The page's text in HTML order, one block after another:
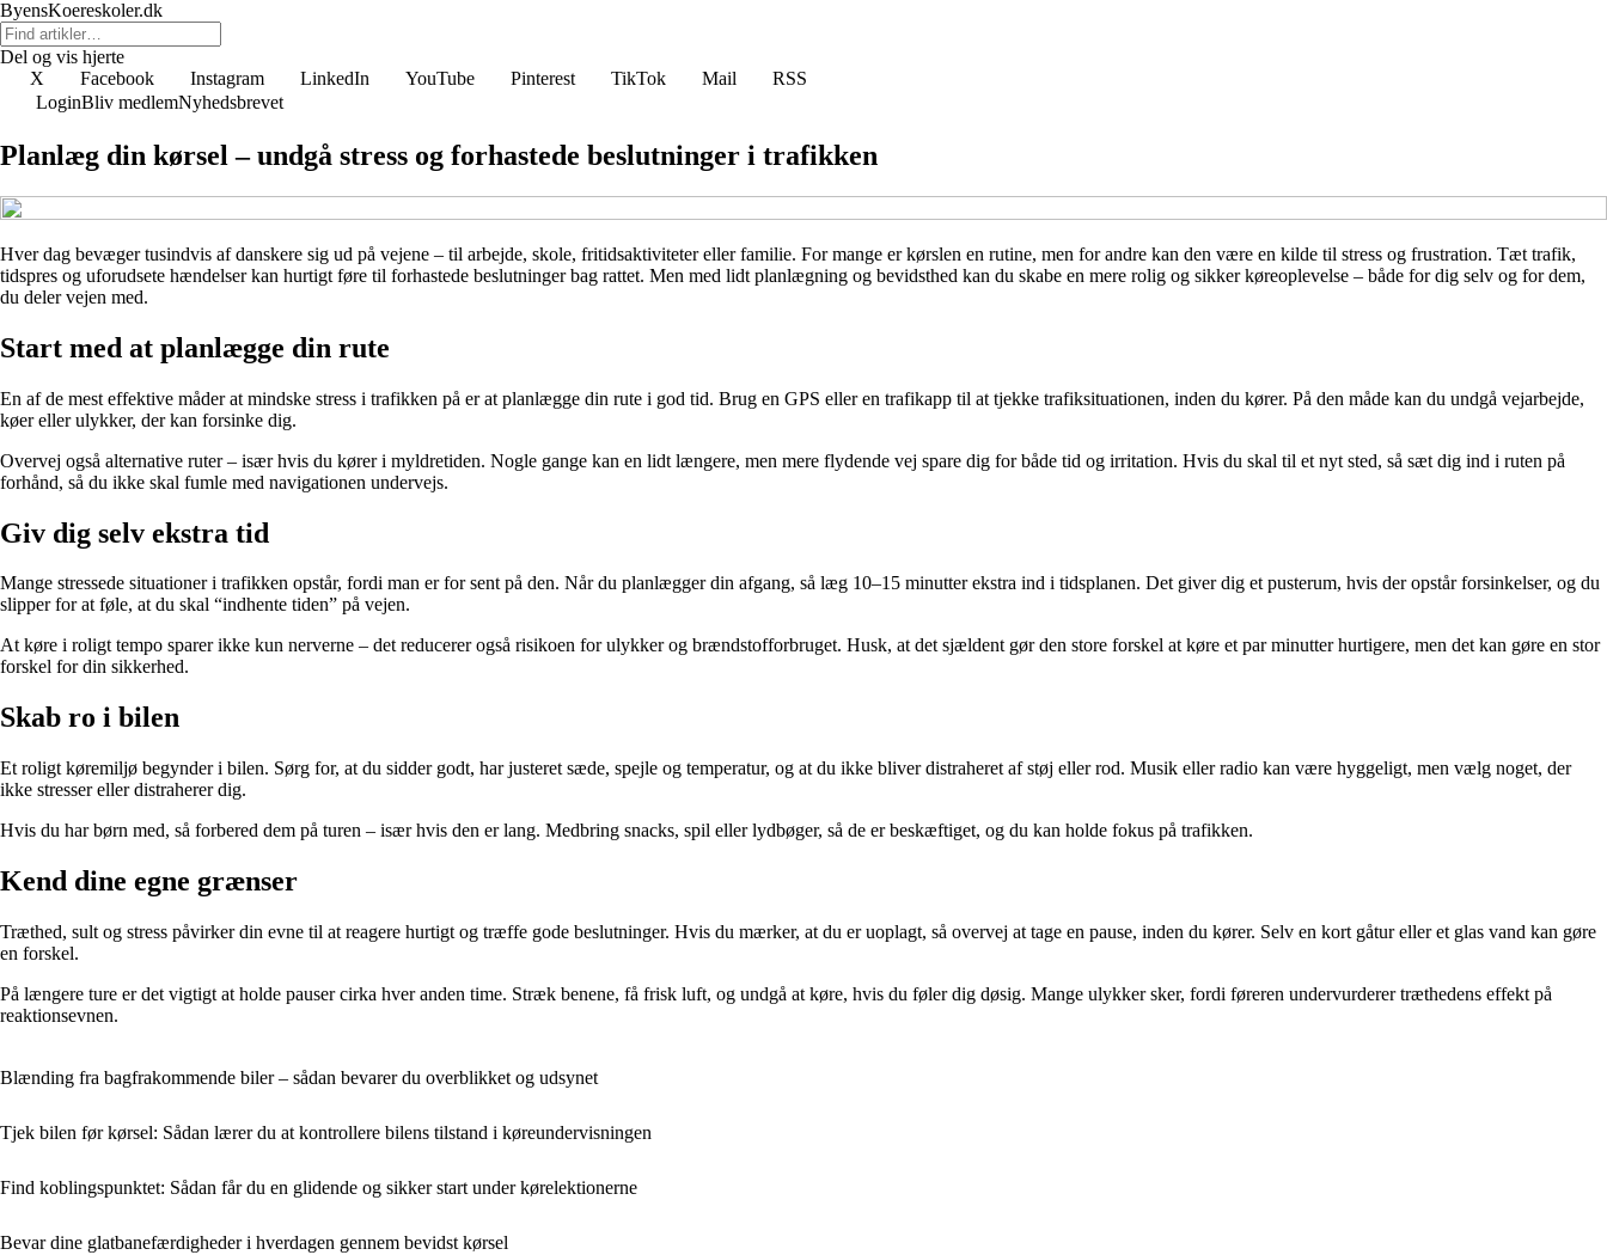
ByensKoereskoler.dk
Del og vis hjerte
X
Facebook Instagram LinkedIn YouTube Pinterest TikTok Mail
RSS
LoginBliv medlemNyhedsbrevet
Planlæg din kørsel – undgå stress og forhastede beslutninger i trafikken
Hver dag bevæger tusindvis af danskere sig ud på vejene – til arbejde, skole, fritidsaktiviteter eller familie. For mange er kørslen en rutine, men for andre kan den være en kilde til stress og frustration. Tæt trafik,
tidspres og uforudsete hændelser kan hurtigt føre til forhastede beslutninger bag rattet. Men med lidt planlægning og bevidsthed kan du skabe en mere rolig og sikker køreoplevelse – både for dig selv og for dem,
du deler vejen med.
Start med at planlægge din rute
En af de mest effektive måder at mindske stress i trafikken på er at planlægge din rute i god tid. Brug en GPS eller en trafikapp til at tjekke trafiksituationen, inden du kører. På den måde kan du undgå vejarbejde,
køer eller ulykker, der kan forsinke dig.
Overvej også alternative ruter – især hvis du kører i myldretiden. Nogle gange kan en lidt længere, men mere flydende vej spare dig for både tid og irritation. Hvis du skal til et nyt sted, så sæt dig ind i ruten på
forhånd, så du ikke skal fumle med navigationen undervejs.
Giv dig selv ekstra tid
Mange stressede situationer i trafikken opstår, fordi man er for sent på den. Når du planlægger din afgang, så læg 10–15 minutter ekstra ind i tidsplanen. Det giver dig et pusterum, hvis der opstår forsinkelser, og du
slipper for at føle, at du skal “indhente tiden” på vejen.
At køre i roligt tempo sparer ikke kun nerverne – det reducerer også risikoen for ulykker og brændstofforbruget. Husk, at det sjældent gør den store forskel at køre et par minutter hurtigere, men det kan gøre en stor
forskel for din sikkerhed.
Skab ro i bilen
Et roligt køremiljø begynder i bilen. Sørg for, at du sidder godt, har justeret sæde, spejle og temperatur, og at du ikke bliver distraheret af støj eller rod. Musik eller radio kan være hyggeligt, men vælg noget, der
ikke stresser eller distraherer dig.
Hvis du har børn med, så forbered dem på turen – især hvis den er lang. Medbring snacks, spil eller lydbøger, så de er beskæftiget, og du kan holde fokus på trafikken.
Kend dine egne grænser
Træthed, sult og stress påvirker din evne til at reagere hurtigt og træffe gode beslutninger. Hvis du mærker, at du er uoplagt, så overvej at tage en pause, inden du kører. Selv en kort gåtur eller et glas vand kan gøre
en forskel.
På længere ture er det vigtigt at holde pauser cirka hver anden time. Stræk benene, få frisk luft, og undgå at køre, hvis du føler dig døsig. Mange ulykker sker, fordi føreren undervurderer træthedens effekt på
reaktionsevnen.
Blænding fra bagfrakommende biler – sådan bevarer du overblikket og udsynet
Tjek bilen før kørsel: Sådan lærer du at kontrollere bilens tilstand i køreundervisningen
Find koblingspunktet: Sådan får du en glidende og sikker start under kørelektionerne
Bevar dine glatbanefærdigheder i hverdagen gennem bevidst kørsel